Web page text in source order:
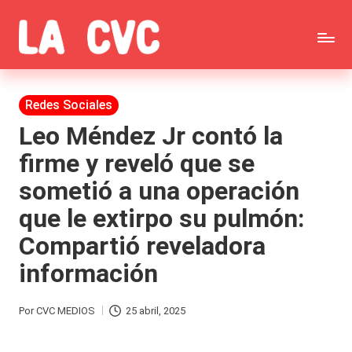
Saltar
al
contenido
C
o
p
u
c
h
a
s
y
F
Todas
las
noticias
de
la
farándula,
Realitys,
Tierra
Brava,
Publicada
en
Redes Sociales
Leo Méndez Jr contó la
firme y reveló que se
sometió a una operación
que le extirpo su pulmón:
Compartió reveladora
información
Publicado
PorCVC MEDIOS 25 abril, 2025